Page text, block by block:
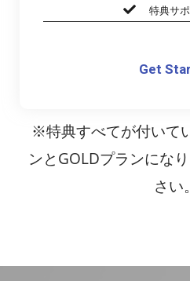
特典サ
Get
※特典すべてが付いて
ンとGOLDプランにな
さい。